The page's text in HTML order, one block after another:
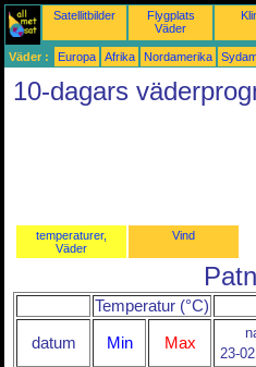
Satellitbilder
Flygplats
Väder
Väder : Europa Afrika Nordamerika
10-dagars
temperaturer,
Väder
Vind
Temperatur (°C)
datum Min Max
23-02